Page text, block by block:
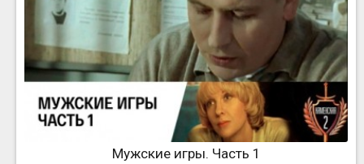
Мужские игры. Часть 1